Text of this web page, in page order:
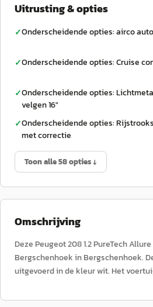
Uitrusting & opties
✓Onderscheidende opties: airco
✓Onderscheidende opties: Cruise
✓Onderscheidende opties:
velgen 16"
✓Onderscheidende opties:
met correctie
Toon alle 58 opties ↓
Omschrijving
Deze Peugeot 208 1.2 PureTech
Bergschenhoek in Bergschenhoek.
uitgevoerd in de kleur wit. Het